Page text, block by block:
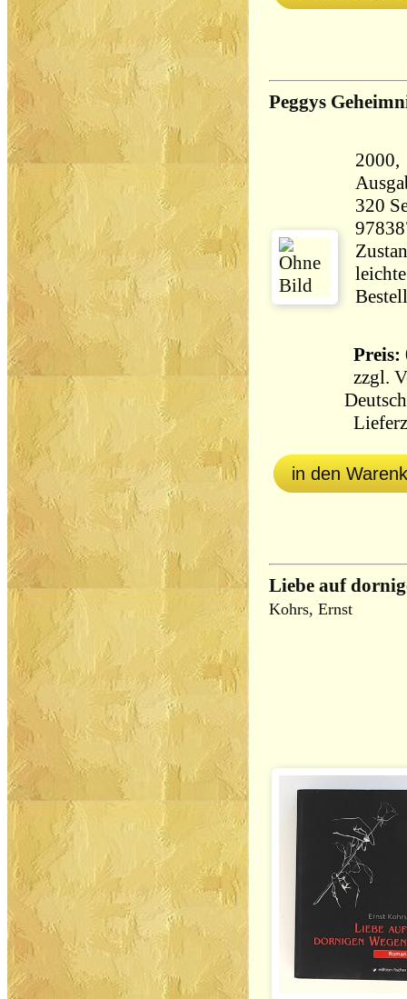
Peggys
2000,
320 Seiten
Preis:
zzgl.
in den
Liebe auf
Kohrs, Ernst